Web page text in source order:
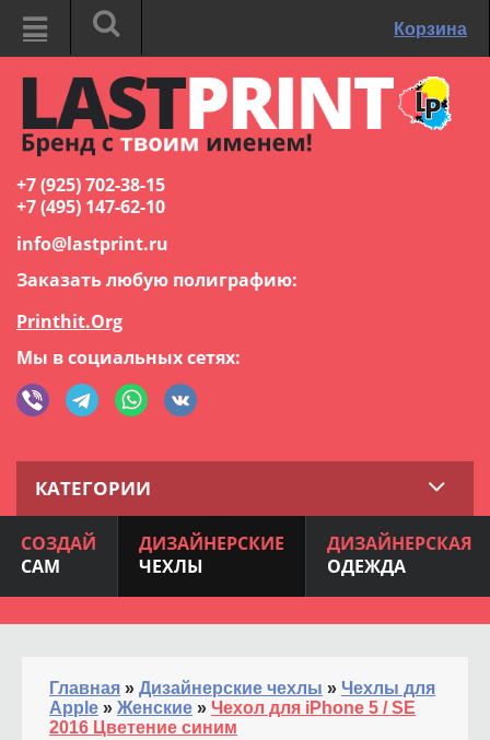
Корзина
+7 (925) 702-38-15
+7 (495) 147-62-10
info@lastprint.ru
Заказать любую полиграфию:
Printhit.Org
Мы в социальных сетях:
КАТЕГОРИИ
СОЗДАЙ
САМ
ДИЗАЙНЕРСКИЕ
ЧЕХЛЫ
ДИЗАЙНЕРСКАЯ
ОДЕЖДА
Главная » Дизайнерские чехлы » Чехлы для
Apple » Женские » Чехол для iPhone 5 / SE
2016 Цветение синим